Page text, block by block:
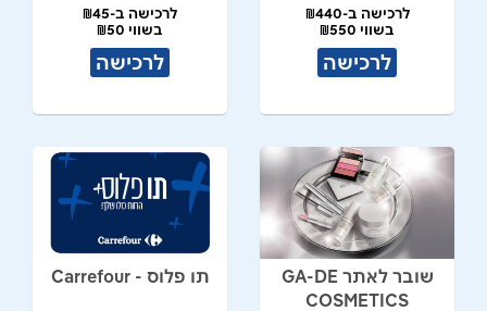
לרכישה ב-₪440
בשווי ₪550
לרכישה
לרכישה ב-₪45
בשווי ₪50
לרכישה
שובר לאתר GA-DE
COSMETICS
תו פלוס - Carrefour